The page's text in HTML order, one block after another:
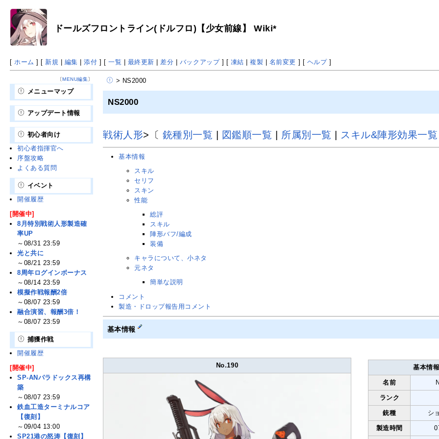
ドールズフロントライン(ドルフロ)【少女前線】 Wiki*
[ ホーム ] [ 新規 編集 |添付 ] [一覧 最終更新 差分 バックアップ] [ 凍結 |複製 名前変更 ] [ ヘルプ]
> NS2000
NS2000
戦術人形>〔 銃種別一覧 図鑑順一覧 所属別一覧 スキル&陣形効果一覧
基本情報
スキル
セリフ
スキン
性能
総評
スキル
陣形バフ/編成
装備
キャラについて、小ネタ
元ネタ
簡単な説明
コメント
製造・ドロップ報告用コメント
基本情報
No.190 基本情報
名前
ランク
銃種 シ
製造時間
〔MENU編集〕
メニューマップ
アップデート情報
初心者向け
初心者指揮官へ
序盤攻略
よくある質問
イベント
開催履歴
[開催中]
8月特別戦術人形製造確
率UP
～08/31 23:59
光と共に
～08/21 23:59
8周年ログインボーナス
～08/14 23:59
模擬作戦報酬2倍
～08/07 23:59
融合演習、報酬3倍！
～08/07 23:59
捕獲作戦
開催履歴
[開催中]
SP-ANパラドックス再構
築
～08/07 23:59
鉄血工造ターミナルコア
【復刻】
～09/04 13:00
SP21港の怒涛【復刻】